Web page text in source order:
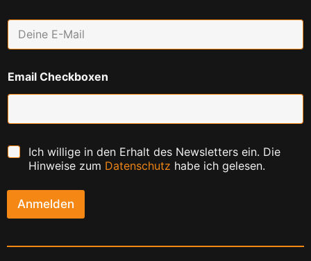
E
a
l
*
Email Checkboxen
C
c
b
x
Ich willige in den Erhalt des Newsletters ein. Die
Hinweise zum Datenschutz habe ich gelesen.
Anmelden